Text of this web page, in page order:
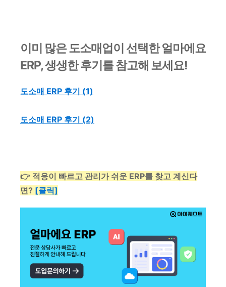
이미 많은 도소매업이 선택한 얼마에요
ERP, 생생한 후기를 참고해 보세요!
도소매 ERP 후기 (1)
도소매 ERP 후기 (2)
👉 적응이 빠르고 관리가 쉬운 ERP를 찾고 계신다
면? [클릭]